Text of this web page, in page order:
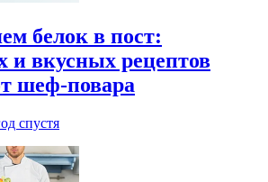
белок в пост:
и вкусных рецептов
шеф-повара
спустя